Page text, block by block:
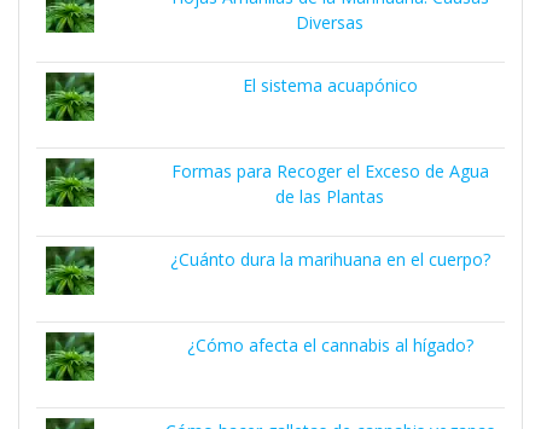
Diversas
El sistema acuapónico
Formas para Recoger el Exceso de Agua
de las Plantas
¿Cuánto dura la marihuana en el cuerpo?
¿Cómo afecta el cannabis al hígado?